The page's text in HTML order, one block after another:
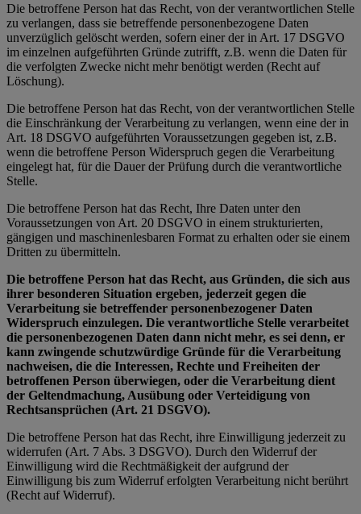
Die betroffene Person hat das Recht, von der verantwortlichen Stelle
zu verlangen, dass sie betreffende personenbezogene Daten
unverzüglich gelöscht werden, sofern einer der in Art. 17 DSGVO
im einzelnen aufgeführten Gründe zutrifft, z.B. wenn die Daten für
die verfolgten Zwecke nicht mehr benötigt werden (Recht auf
Löschung).
Die betroffene Person hat das Recht, von der verantwortlichen Stelle
die Einschränkung der Verarbeitung zu verlangen, wenn eine der in
Art. 18 DSGVO aufgeführten Voraussetzungen gegeben ist, z.B.
wenn die betroffene Person Widerspruch gegen die Verarbeitung
eingelegt hat, für die Dauer der Prüfung durch die verantwortliche
Stelle.
Die betroffene Person hat das Recht, Ihre Daten unter den
Voraussetzungen von Art. 20 DSGVO in einem strukturierten,
gängigen und maschinenlesbaren Format zu erhalten oder sie einem
Dritten zu übermitteln.
Die betroffene Person hat das Recht, aus Gründen, die sich aus
ihrer besonderen Situation ergeben, jederzeit gegen die
Verarbeitung sie betreffender personenbezogener Daten
Widerspruch einzulegen. Die verantwortliche Stelle verarbeitet
die personenbezogenen Daten dann nicht mehr, es sei denn, er
kann zwingende schutzwürdige Gründe für die Verarbeitung
nachweisen, die die Interessen, Rechte und Freiheiten der
betroffenen Person überwiegen, oder die Verarbeitung dient
der Geltendmachung, Ausübung oder Verteidigung von
Rechtsansprüchen (Art. 21 DSGVO).
Die betroffene Person hat das Recht, ihre Einwilligung jederzeit zu
widerrufen (Art. 7 Abs. 3 DSGVO). Durch den Widerruf der
Einwilligung wird die Rechtmäßigkeit der aufgrund der
Einwilligung bis zum Widerruf erfolgten Verarbeitung nicht berührt
(Recht auf Widerruf).